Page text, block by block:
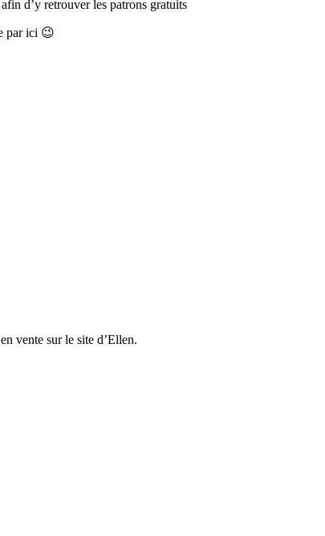
d’y retrouver les patrons gratuits
par ici 😉
vente sur le site d’Ellen.